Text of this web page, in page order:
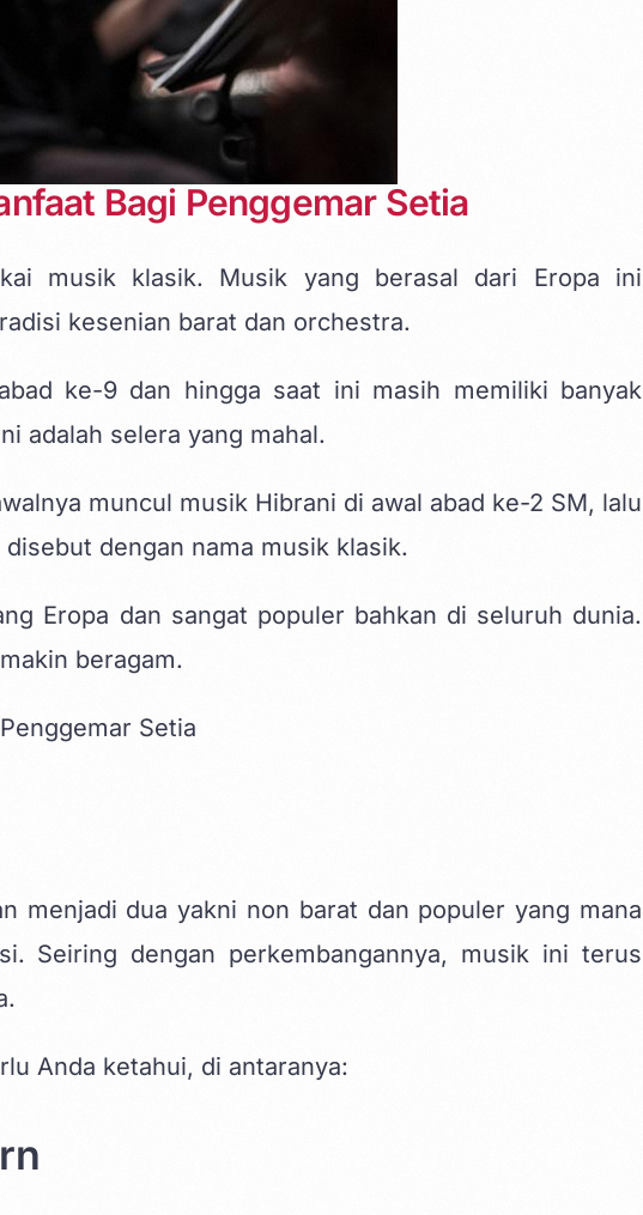
Bagi Penggemar Setia
musik klasik. Musik yang berasal dari Eropa ini
kesenian barat dan orchestra.
ke-9 dan hingga saat ini masih memiliki banyak
adalah selera yang mahal.
muncul musik Hibrani di awal abad ke-2 SM, lalu
dengan nama musik klasik.
Eropa dan sangat populer bahkan di seluruh dunia.
beragam.
menjadi dua yakni non barat dan populer yang mana
Seiring dengan perkembangannya, musik ini terus
Anda ketahui, di antaranya: